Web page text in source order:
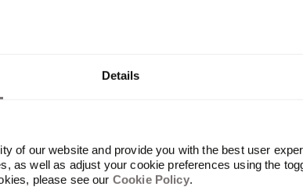
Details
of our website and provide you with the best user
as well as adjust your cookie preferences using the
please see our Cookie Policy.